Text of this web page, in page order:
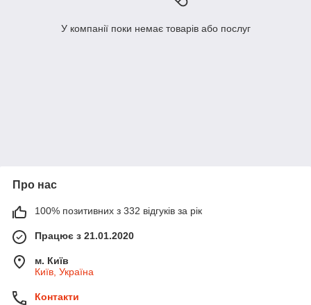
У компанії поки немає товарів або послуг
Про нас
100% позитивних з 332 відгуків за рік
Працює з 21.01.2020
м. Київ
Київ, Україна
Контакти